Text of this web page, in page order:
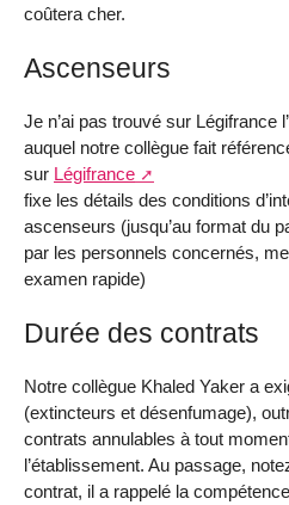
coûtera cher.
Ascenseurs
Je n’ai pas trouvé sur Légifrance
auquel notre collègue fait
sur Légifrance
fixe les détails des conditions
ascenseurs (jusqu’au format du
par les personnels concernés,
examen rapide)
Durée des contrats
Notre collègue Khaled Yaker a
(extincteurs et désenfumage),
contrats annulables à tout
l’établissement. Au passage,
contrat, il a rappelé la